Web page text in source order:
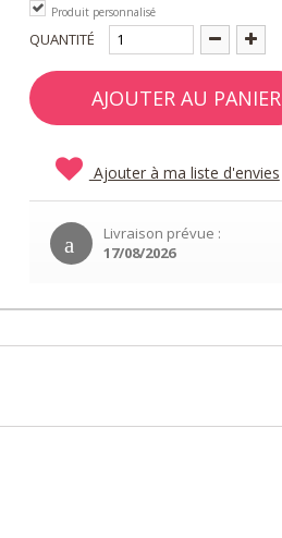
Produit personnalisé
QUANTITÉ
AJOUTER AU PANIER
Ajouter à ma liste d'envies
Livraison prévue :
17/08/2026